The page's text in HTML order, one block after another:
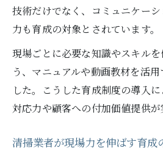
技術だけでなく、コミュニケー
力も育成の対象とされています。
現場ごとに必要な知識やスキル
う、マニュアルや動画教材を活
した。こうした育成制度の導入
対応力や顧客への付加価値提供が
清掃業者が現場力を伸ばす育成